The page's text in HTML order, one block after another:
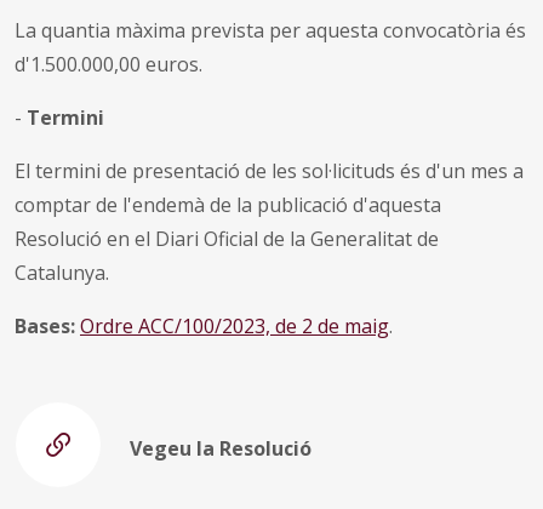
La quantia màxima prevista per aquesta convocatòria és
d'1.500.000,00 euros.
- Termini
El termini de presentació de les sol·licituds és d'un mes a
comptar de l'endemà de la publicació d'aquesta
Resolució en el Diari Oficial de la Generalitat de
Catalunya.
Bases:Ordre ACC/100/2023, de 2 de maig.
Vegeu la Resolució